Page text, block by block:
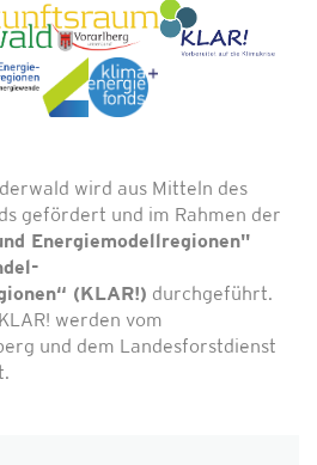
wird aus Mitteln des
gefördert und im Rahmen der
Energiemodellregionen"
(KLAR!) durchgeführt.
werden vom
und dem Landesforstdienst